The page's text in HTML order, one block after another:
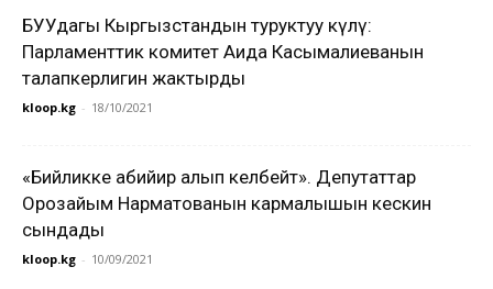
БУУдагы Кыргызстандын туруктуу өкүлү:
Парламенттик комитет Аида Касымалиеванын
талапкерлигин жактырды
kloop.kg - 18/10/2021
«Бийликке абийир алып келбейт». Депутаттар
Орозайым Нарматованын кармалышын кескин
сындады
kloop.kg - 10/09/2021